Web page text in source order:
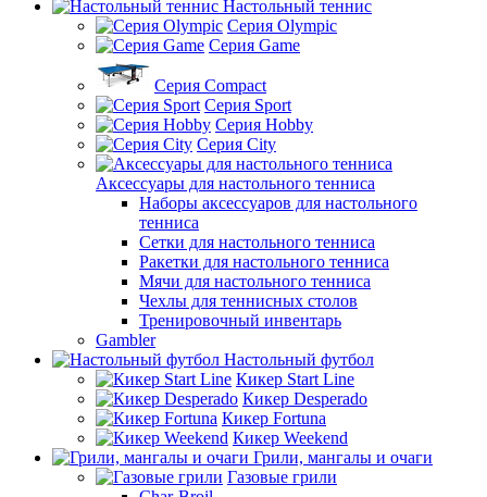
Настольный теннис
Серия Olympic
Серия Game
Серия Compact
Серия Sport
Серия Hobby
Серия City
Аксессуары для настольного тенниса
Наборы аксессуаров для настольного
тенниса
Сетки для настольного тенниса
Ракетки для настольного тенниса
Мячи для настольного тенниса
Чехлы для теннисных столов
Тренировочный инвентарь
Gambler
Настольный футбол
Кикер Start Line
Кикер Desperado
Кикер Fortuna
Кикер Weekend
Грили, мангалы и очаги
Газовые грили